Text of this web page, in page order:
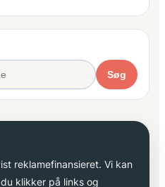
Søg
reklamefinansieret. Vi kan
klikker på links og